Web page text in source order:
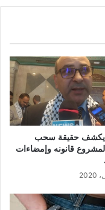
يكشف حقيقة سحب
قانونه وإمضاءات